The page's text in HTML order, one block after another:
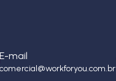
E-mail
comercial@workforyou.com.br